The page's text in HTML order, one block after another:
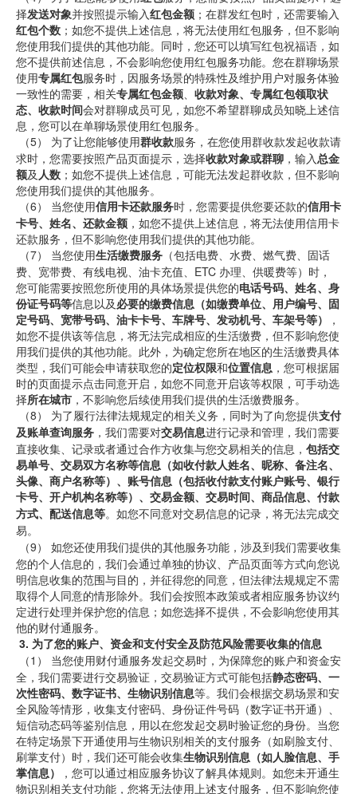
择发送对象并按照提示输入红包金额 ；在群发红包时，还需要输入
红包个数 ；如您不提供上述信息，将无法使用红包服务，但不影响
您使用我们提供的其他功能。同时，您还可以填写红包祝福语，如
您不提供前述信息，不会影响您使用红包服务功能。您在群聊场景
使用专属红包服务时，因服务场景的特殊性及维护用户对服务体验
一致性的需要，相关专属红包金额、 收款对象、专属红包领取状
态、收款时间会对群聊成员可见，如您不希望群聊成员知晓上述信
息，您可以在单聊场景使用红包服务。
（5） 为了让您能够使用群收款服务，在您使用群收款发起收款请
求时，您需要按照产品页面提示，选择收款对象或群聊 ，输入总金
额及 人数 ；如您不提供上述信息，可能无法发起群收款，但不影响
您使用我们提供的其他服务。
（6） 当您使用信用卡还款服务时，您需要提供您要还款的信用卡
卡号、姓名、还款金额 ，如您不提供上述信息，将无法使用信用卡
还款服务，但不影响您使用我们提供的其他功能。
（7） 当您使用生活缴费服务 （包括电费、水费、燃气费、固话
费、宽带费、有线电视、油卡充值、ETC 办理、供暖费等）时，
您可能需要按照您所使用的具体场景提供您的电话号码、姓名、身
份证号码等信息以及必要的缴费信息（如缴费单位、用户编号、固
定号码、宽带号码、油卡卡号、车牌号、发动机号、车架号等）
，
如您不提供该等信息，将无法完成相应的生活缴费，但不影响您使
用我们提供的其他功能。此外，为确定您所在地区的生活缴费具体
类型，我们可能会申请获取您的定位权限和位置信息 ，您可根据届
时的页面提示点击同意开启，如您不同意开启该等权限，可手动选
择所在城市 ，不影响您后续使用我们提供的生活缴费服务。
（8） 为了履行法律法规规定的相关义务，同时为了向您提供支付
及账单查询服务 ， 我们需要对交易信息进行记录和管理，我们需要
直接收集、记录或者通过合作方收集与您交易相关的信息， 包括交
易单号、交易双方名称等信息（如收付款人姓名、昵称、备注名、
头像、商户名称等）、账号信息（包括收付款支付账户账号、银行
卡号、开户机构名称等） 、交易金额、交易时间、商品信息、付款
方式、配送信息等。如您不同意对交易信息的记录，将无法完成交
易。
（9） 如您还使用我们提供的其他服务功能，涉及到我们需要收集
您的个人信息的，我们会通过单独的协议、产品页面等方式向您说
明信息收集的范围与目的，并征得您的同意，但法律法规规定不需
取得个人同意的情形除外。我们会按照本政策或者相应服务协议约
定进行处理并保护您的信息；如您选择不提供，不会影响您使用其
他的财付通服务。
3. 为了您的账户、资金和支付安全及防范风险需要收集的信息
（1） 当您使用财付通服务发起交易时，为保障您的账户和资金安
全，我们需要进行交易验证，交易验证方式可能包括静态密码、一
次性密码、数字证书、生物识别信息等。我们会根据交易场景和安
全风险等情形，收集支付密码、身份证件号码（数字证书开通）、
短信动态码等鉴别信息，用以在您发起交易时验证您的身份。当您
在特定场景下开通使用与生物识别相关的支付服务（如刷脸支付、
刷掌支付）时，我们还可能会收集生物识别信息（如人脸信息、手
掌信息）
，您可以通过相应服务协议了解具体规则。如您未开通生
物识别相关支付功能，您将无法使用上述支付服务，但不影响您使